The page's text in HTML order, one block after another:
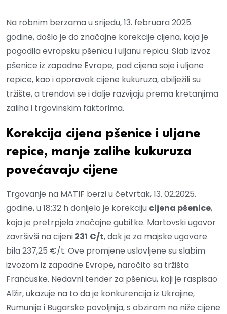
Na robnim berzama u srijedu, 13. februara 2025.
godine, došlo je do značajne korekcije cijena, koja je
pogodila evropsku pšenicu i uljanu repicu. Slab izvoz
pšenice iz zapadne Evrope, pad cijena soje i uljane
repice, kao i oporavak cijene kukuruza, obilježili su
tržište, a trendovi se i dalje razvijaju prema kretanjima
zaliha i trgovinskim faktorima.
Korekcija cijena pšenice i uljane
repice, manje zalihe kukuruza
povećavaju cijene
Trgovanje na MATIF berzi u četvrtak, 13. 02.2025.
godine, u 18:32 h donijelo je korekciju cijena pšenice,
koja je pretrpjela značajne gubitke. Martovski ugovor
završivši na cijeni231 €/t, dok je za majske ugovore
bila 237,25 €/t. Ove promjene uslovljene su slabim
izvozom iz zapadne Evrope, naročito sa tržišta
Francuske. Nedavni tender za pšenicu, koji je raspisao
Alžir, ukazuje na to da je konkurencija iz Ukrajine,
Rumunije i Bugarske povoljnija, s obzirom na niže cijene